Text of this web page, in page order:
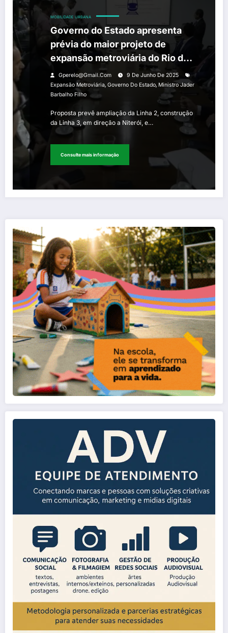
MOBILIDADE URBANA
Governo do Estado apresenta
prévia do maior projeto de
expansão metroviária do Rio de
Janeiro
Gperelo@gmail.com
9 De Junho De 2025
Expansão Metroviária, Governo Do Estado, Ministro Jader
Barbalho Filho
Proposta prevê ampliação da Linha 2, construção
da Linha 3, em direção a Niterói, e…
Consulte mais informação